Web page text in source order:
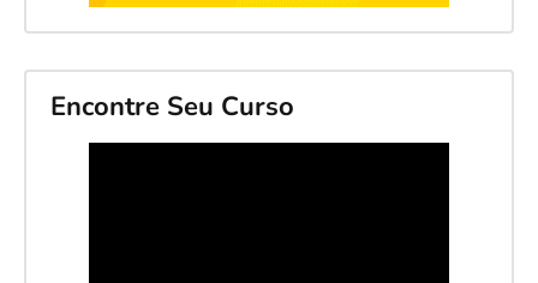
Encontre Seu Curso